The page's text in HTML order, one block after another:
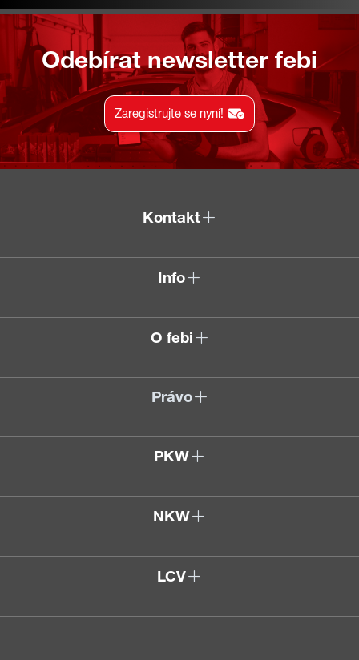
Odebírat newsletter febi
Zaregistrujte se nyní!
Kontakt
Info
O febi
Právo
PKW
NKW
LCV